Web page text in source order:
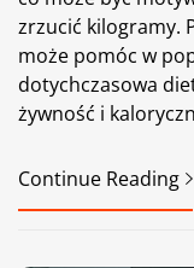
zrzucić kilogramy.
może pomóc w
dotychczasowa
żywność i
Continue Reading